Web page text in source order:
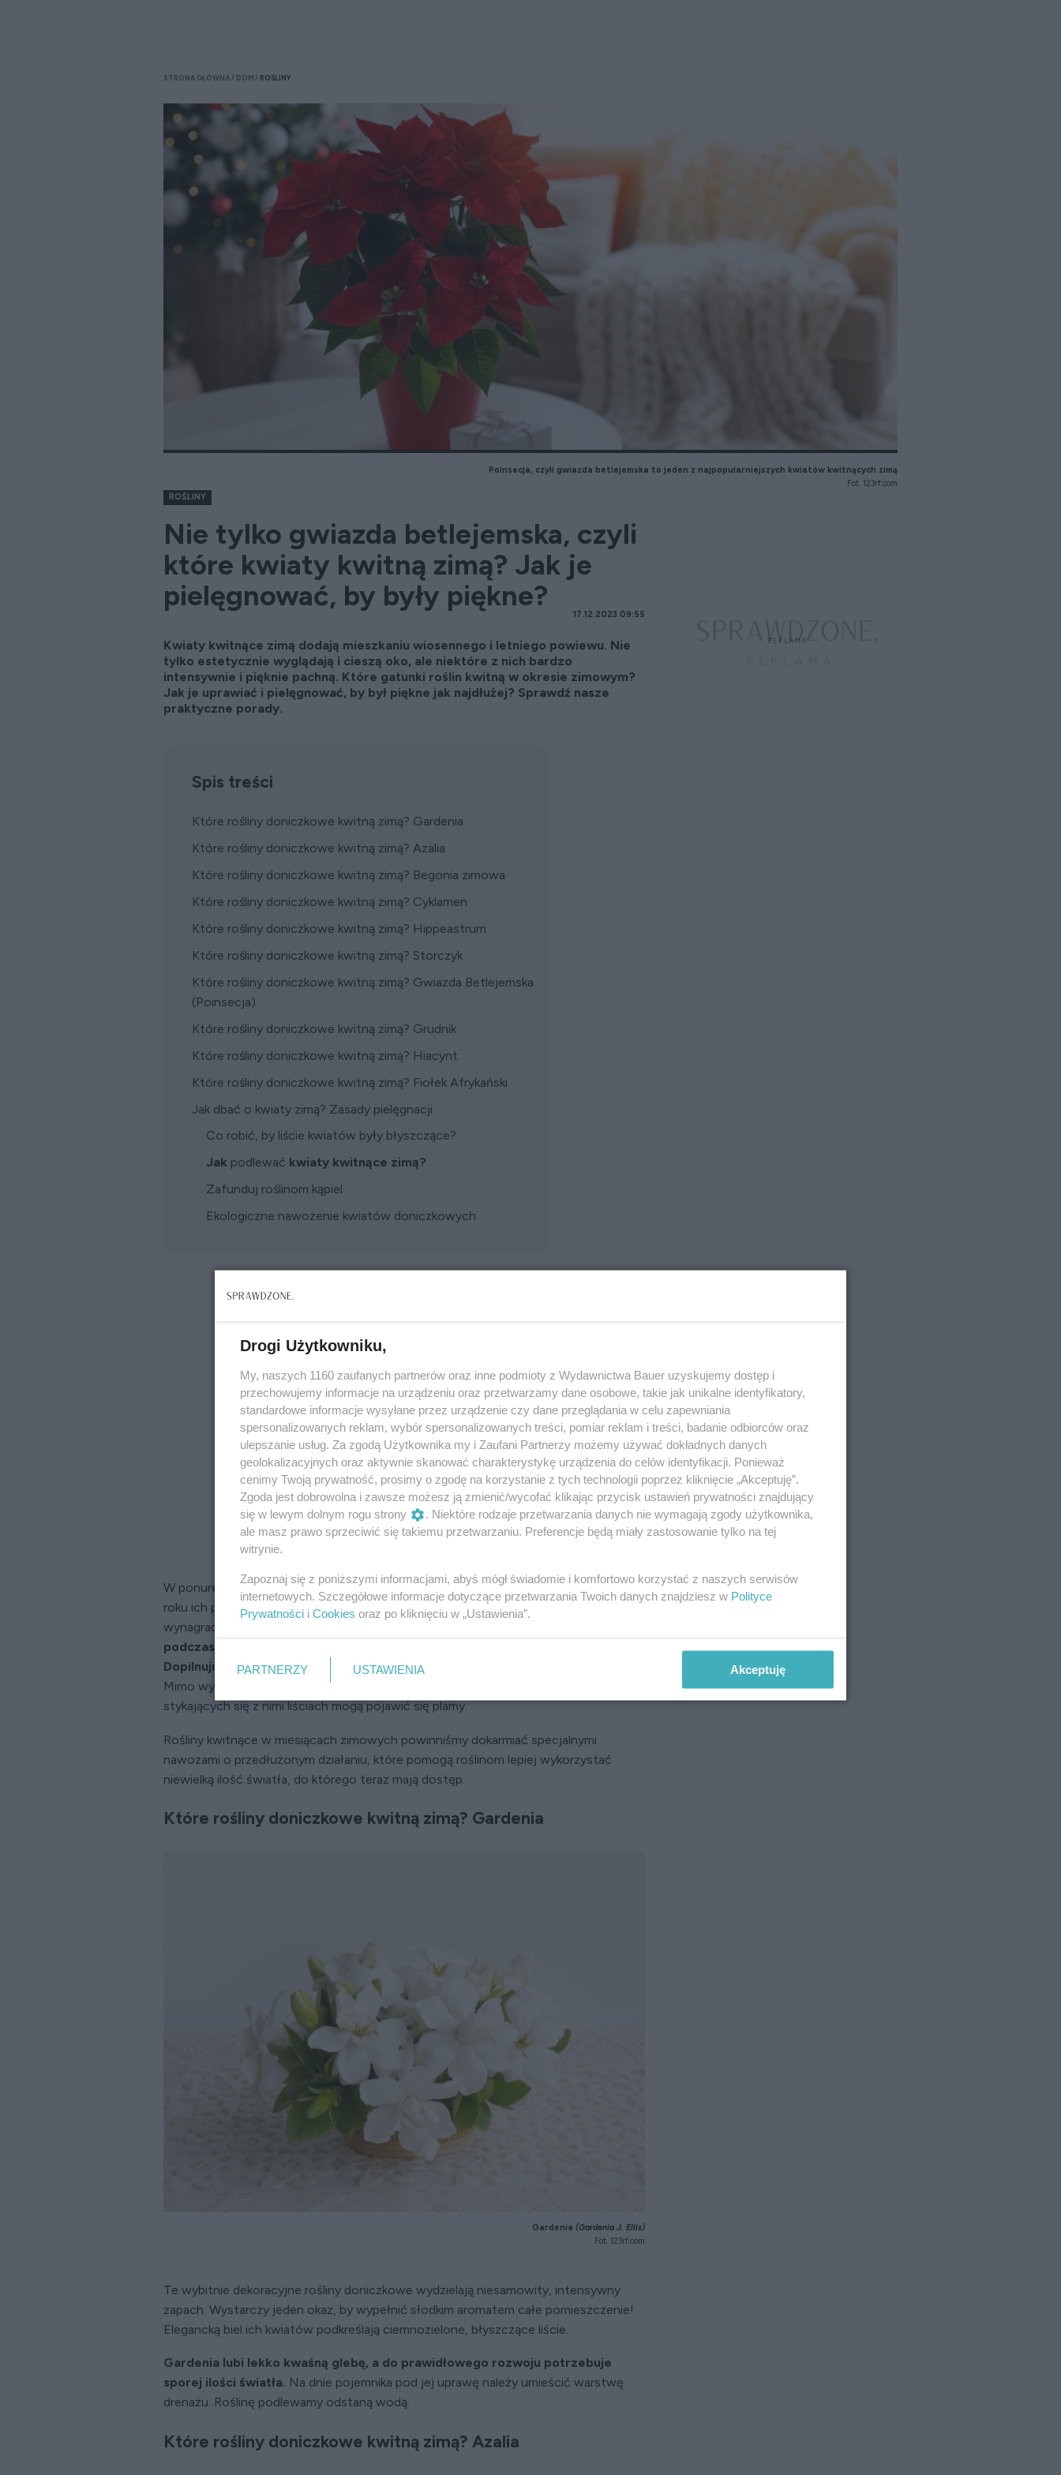
STRONA GŁÓWNA DOM ROŚLINY
Poinsecja, czyli gwiazda betlejemska to jeden z najpopularniejszych kwiatów kwitnących zimą
Fot. 123rf.com
ROŚLINY
Nie tylko gwiazda betlejemska, czyli
które kwiaty kwitną zimą? Jak je
pielęgnować, by były piękne?
17.12.2023 09:55
Kwiaty kwitnące zimą dodają mieszkaniu wiosennego i letniego powiewu. Nie
tylko estetycznie wyglądają i cieszą oko, ale niektóre z nich bardzo
intensywnie i pięknie pachną. Które gatunki roślin kwitną w okresie zimowym?
Jak je uprawiać i pielęgnować, by był piękne jak najdłużej? Sprawdź nasze
praktyczne porady.
Spis treści
Które rośliny doniczkowe kwitną zimą? Gardenia
Które rośliny doniczkowe kwitną zimą? Azalia
Które rośliny doniczkowe kwitną zimą? Begonia zimowa
Które rośliny doniczkowe kwitną zimą? Cyklamen
Które rośliny doniczkowe kwitną zimą? Hippeastrum
Które rośliny doniczkowe kwitną zimą? Storczyk
Które rośliny doniczkowe kwitną zimą? Gwiazda Betlejemska
(Poinsecja)
Które rośliny doniczkowe kwitną zimą? Grudnik
Które rośliny doniczkowe kwitną zimą? Hiacynt
Które rośliny doniczkowe kwitną zimą? Fiołek Afrykański
Jak dbać o kwiaty zimą? Zasady pielęgnacji
Co robić, by liście kwiatów były błyszczące?
Jak podlewać kwiaty kwitnące zimą?
Zafunduj roślinom kąpiel
Ekologiczne nawożenie kwiatów doniczkowych
W ponure zimowe dni kwitnące rośliny doniczkowe są na wagę złota. O tej porze
roku ich pielęgnacja jest nieco bardziej skomplikowana niż wiosną czy latem, ale efekt
wynagradza poniesiony trud.
podczas wietrzenia mieszkania – mroźne powietrze może zaszkodzić okazom.
Dopilnujmy ponadto, aby liście roślin stojących na parapecie nie dotykały okna.
Mimo wysokiej temperatury w pomieszczeniu, szyby pozostają zimne i na
stykających się z nimi liściach mogą pojawić się plamy.
Rośliny kwitnące w miesiącach zimowych powinniśmy dokarmiać specjalnymi
nawozami o przedłużonym działaniu, które pomogą roślinom lepiej wykorzystać
niewielką ilość światła, do którego teraz mają dostęp.
Które rośliny doniczkowe kwitną zimą? Gardenia
Gardenia (Gardenia J. Ellis)
Fot. 123rf.com
Te wybitnie dekoracyjne rośliny doniczkowe wydzielają niesamowity, intensywny
zapach. Wystarczy jeden okaz, by wypełnić słodkim aromatem całe pomieszczenie!
Elegancką biel ich kwiatów podkreślają ciemnozielone, błyszczące liście.
Gardenia lubi lekko kwaśną glebę, a do prawidłowego rozwoju potrzebuje
sporej ilości światła. Na dnie pojemnika pod jej uprawę należy umieścić warstwę
drenażu. Roślinę podlewamy odstaną wodą.
Które rośliny doniczkowe kwitną zimą? Azalia
Drogi Użytkowniku,
My, naszych 1160 zaufanych partnerów oraz inne podmioty z Wydawnictwa Bauer uzyskujemy dostęp i
przechowujemy informacje na urządzeniu oraz przetwarzamy dane osobowe, takie jak unikalne identyfikatory,
standardowe informacje wysyłane przez urządzenie czy dane przeglądania w celu zapewniania
spersonalizowanych reklam, wybór spersonalizowanych treści, pomiar reklam i treści, badanie odbiorców oraz
ulepszanie usług. Za zgodą Użytkownika my i Zaufani Partnerzy możemy używać dokładnych danych
geolokalizacyjnych oraz aktywnie skanować charakterystykę urządzenia do celów identyfikacji. Ponieważ
cenimy Twoją prywatność, prosimy o zgodę na korzystanie z tych technologii poprzez kliknięcie „Akceptuję”.
Zgoda jest dobrowolna i zawsze możesz ją zmienić/wycofać klikając przycisk ustawień prywatności znajdujący
się w lewym dolnym rogu strony
. Niektóre rodzaje przetwarzania danych nie wymagają zgody użytkownika,
ale masz prawo sprzeciwić się takiemu przetwarzaniu. Preferencje będą miały zastosowanie tylko na tej
witrynie.
Zapoznaj się z poniższymi informacjami, abyś mógł świadomie i komfortowo korzystać z naszych serwisów
internetowych. Szczegółowe informacje dotyczące przetwarzania Twoich danych znajdziesz w Polityce
Prywatności i Cookies oraz po kliknięciu w „Ustawienia”.
PARTNERZY USTAWIENIA Akceptuję